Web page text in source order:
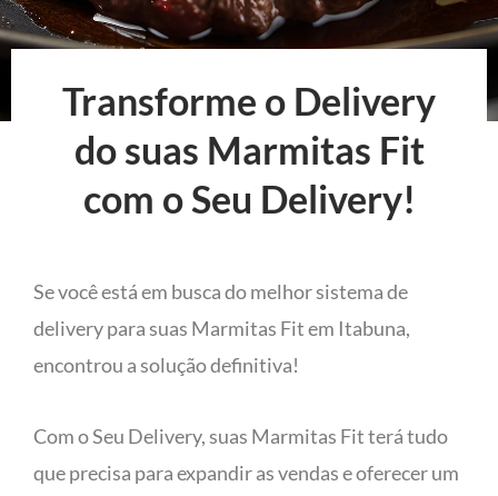
Transforme o Delivery
do suas Marmitas Fit
com o Seu Delivery!
Se você está em busca do melhor sistema de
delivery para suas Marmitas Fit em Itabuna,
encontrou a solução definitiva!
Com o Seu Delivery, suas Marmitas Fit terá tudo
que precisa para expandir as vendas e oferecer um